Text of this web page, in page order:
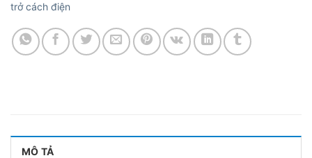
trở cách điện
MÔ TẢ